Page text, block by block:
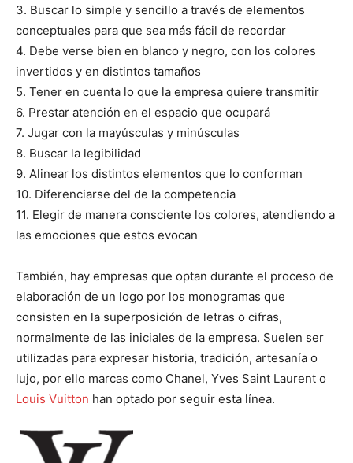
3. Buscar lo simple y sencillo a través de elementos
conceptuales para que sea más fácil de recordar
4. Debe verse bien en blanco y negro, con los colores
invertidos y en distintos tamaños
5. Tener en cuenta lo que la empresa quiere transmitir
6. Prestar atención en el espacio que ocupará
7. Jugar con la mayúsculas y minúsculas
8. Buscar la legibilidad
9. Alinear los distintos elementos que lo conforman
10. Diferenciarse del de la competencia
11. Elegir de manera consciente los colores, atendiendo a
las emociones que estos evocan
También, hay empresas que optan durante el proceso de
elaboración de un logo por los monogramas que
consisten en la superposición de letras o cifras,
normalmente de las iniciales de la empresa. Suelen ser
utilizadas para expresar historia, tradición, artesanía o
lujo, por ello marcas como Chanel, Yves Saint Laurent o
Louis Vuitton han optado por seguir esta línea.